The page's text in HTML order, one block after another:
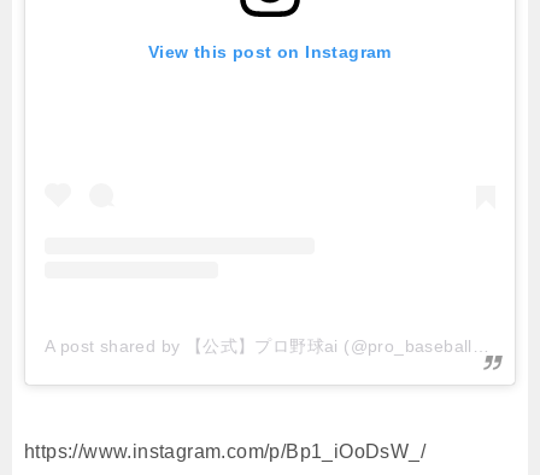
View this post on Instagram
https://www.instagram.com/p/Bp1_iOoDsW_/